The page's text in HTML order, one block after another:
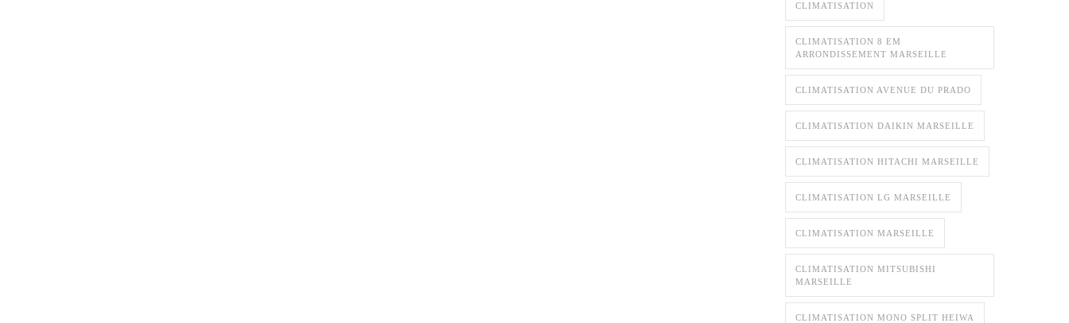
CLIMATISATION
CLIMATISATION 8 EM
ARRONDISSEMENT MARSEILLE
CLIMATISATION AVENUE DU PRADO
CLIMATISATION DAIKIN MARSEILLE
CLIMATISATION HITACHI MARSEILLE
CLIMATISATION LG MARSEILLE
CLIMATISATION MARSEILLE
CLIMATISATION MITSUBISHI
MARSEILLE
CLIMATISATION MONO SPLIT HEIWA